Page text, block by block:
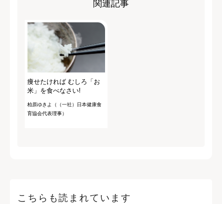
関連記事
痩せたければ むしろ「お
米」を食べなさい!
柏原ゆきよ（（一社）日本健康食
育協会代表理事）
こちらも読まれています